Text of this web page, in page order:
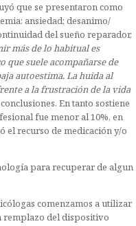
que se presentaron como
ansiedad; desanimo/
del sueño reparador,
más de lo habitual es
que suele acompañarse de
autoestima. La huida al
a la frustración de la vida
En tanto sostiene
fue menor al 10%, en
el recurso de medicación y/o
para recuperar de algun
comenzamos a utilizar
remplazo del dispositivo